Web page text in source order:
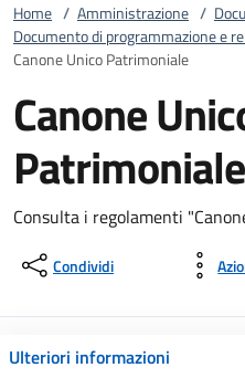
Home / Amministrazione /
Documento di programmazione e
Canone Unico Patrimoniale
Canone
Patrimoniale
Consulta i regolamenti
Condividi
Ulteriori informazioni